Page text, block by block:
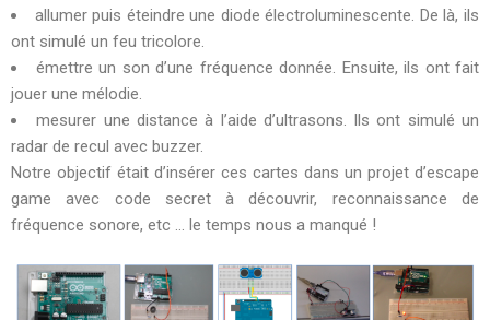
allumer puis éteindre une diode électroluminescente. De là, ils
ont simulé un feu tricolore.
émettre un son d’une fréquence donnée. Ensuite, ils ont fait
jouer une mélodie.
mesurer une distance à l’aide d’ultrasons. Ils ont simulé un
radar de recul avec buzzer.
Notre objectif était d’insérer ces cartes dans un projet d’escape
game avec code secret à découvrir, reconnaissance de
fréquence sonore, etc … le temps nous a manqué !